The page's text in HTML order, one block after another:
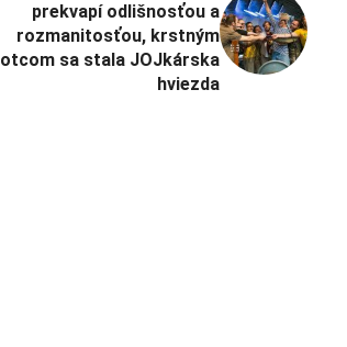
prekvapí odlišnosťou a
rozmanitosťou, krstným
otcom sa stala JOJkárska
hviezda